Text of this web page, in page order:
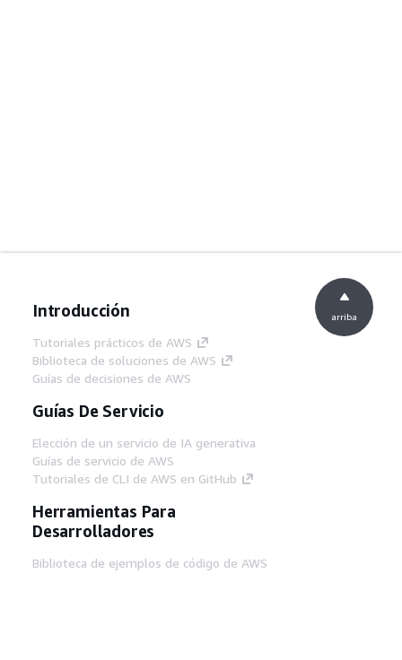
Introducción
Tutoriales prácticos de AWS
Biblioteca de soluciones de AWS
Guías de decisiones de AWS
Guías De Servicio
Elección de un servicio de IA generativa
Guías de servicio de AWS
Tutoriales de CLI de AWS en GitHub
Herramientas Para
Desarrolladores
Biblioteca de ejemplos de código de AWS
arriba